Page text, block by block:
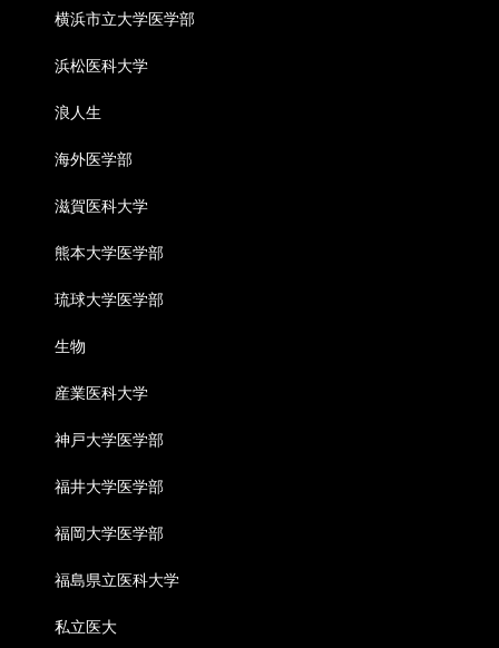
横浜市立大学医学部
浜松医科大学
浪人生
海外医学部
滋賀医科大学
熊本大学医学部
琉球大学医学部
生物
産業医科大学
神戸大学医学部
福井大学医学部
福岡大学医学部
福島県立医科大学
私立医大